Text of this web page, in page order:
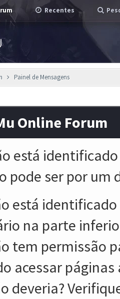
Recentes
Painel de Mensagens
Online Forum
está
pode ser por um
está
na parte
tem permissão
acessar
deveria?